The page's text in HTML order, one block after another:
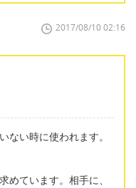
2017/08/10 02:16
ない時に使われます。
ています。相手に、